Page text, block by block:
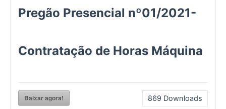
Pregão Presencial nº01/2021-
Contratação de Horas Máquina
Baixar agora! 869 Downloads